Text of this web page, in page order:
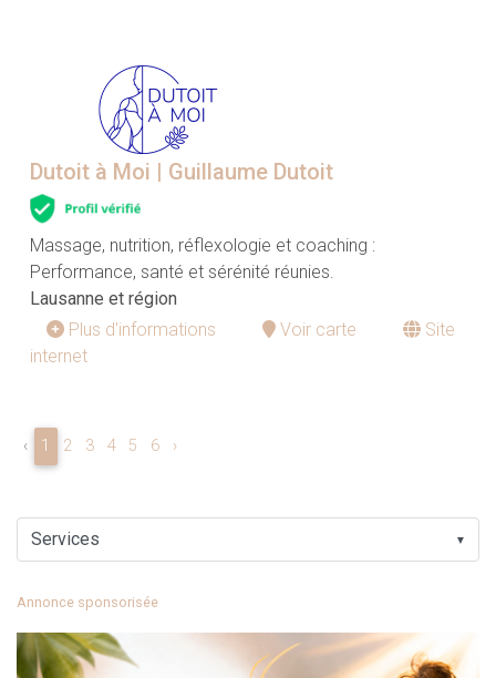
Dutoit à Moi | Guillaume Dutoit
Massage, nutrition, réflexologie et coaching :
Performance, santé et sérénité réunies.
Lausanne et région
Plus d'informations
Voir carte
Site
internet
‹ 1 2 3 4 5 6 ›
▼
Annonce sponsorisée